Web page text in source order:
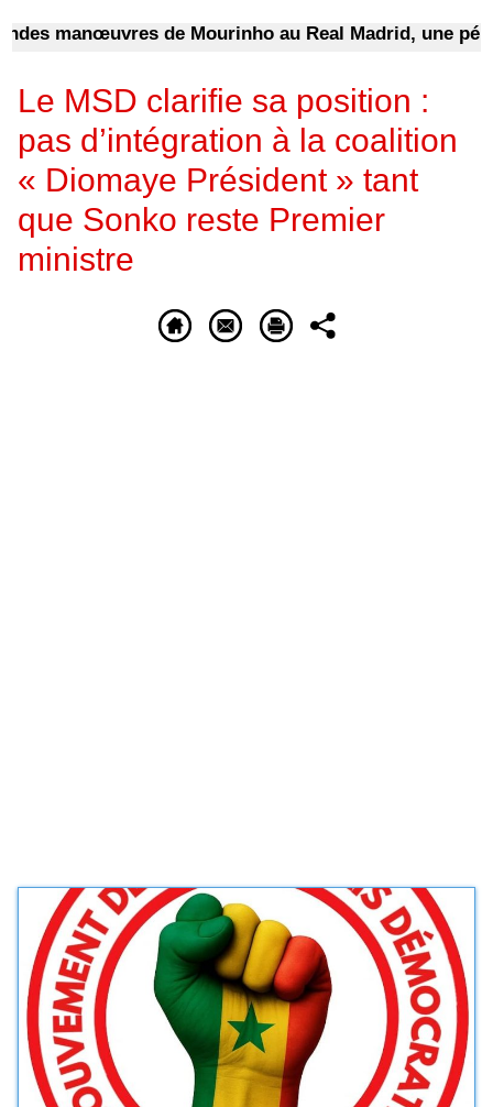
manœuvres de Mourinho au Real Madrid, une pépite
Le MSD clarifie sa position :
pas d’intégration à la coalition
« Diomaye Président » tant
que Sonko reste Premier
ministre